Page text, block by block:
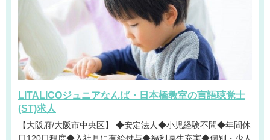
LITALICOジュニアなんば・日本橋教室の言語聴覚士
(ST)求人
【大阪府/大阪市中央区】 ◆安定法人◆小児経験不問◆年間休